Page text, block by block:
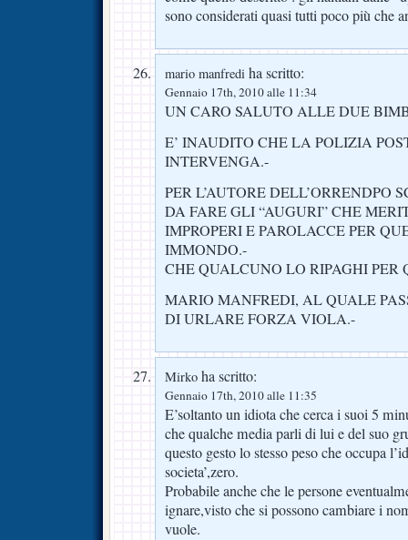
sono considerati quasi tutti poco più che
mario manfredi ha scritto:
Gennaio 17th, 2010 alle 11:34
UN CARO SALUTO ALLE DUE
E’ INAUDITO CHE LA POLIZIA
INTERVENGA.-
PER L’AUTORE DELL’ORRENDPO
DA FARE GLI “AUGURI” CHE
IMPROPERI E PAROLACCE PER
IMMONDO.-
CHE QUALCUNO LO RIPAGHI PER
MARIO MANFREDI, AL QUALE
DI URLARE FORZA VIOLA.-
Mirko ha scritto:
Gennaio 17th, 2010 alle 11:35
E’soltanto un idiota che cerca i suoi 5
che qualche media parli di lui e del suo
questo gesto lo stesso peso che occupa
societa’,zero.
Probabile anche che le persone
ignare,visto che si possono cambiare i
vuole.